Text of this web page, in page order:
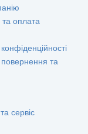
та оплата
повернення та
сервіс